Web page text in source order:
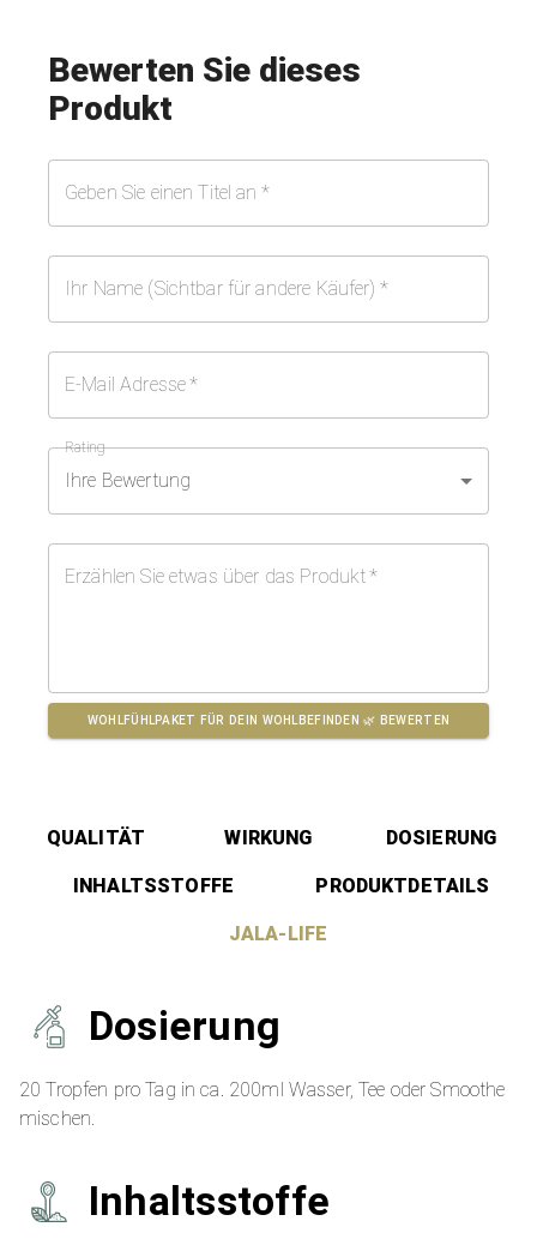
Bewerten Sie dieses
Produkt
Geben Sie einen Titel an *
Ihr Name (Sichtbar für andere Käufer) *
E-Mail Adresse*
Rating
Ihre Bewertung
Erzählen Sie etwas über das Produkt*
WOHLFÜHLPAKET FÜR DEIN WOHLBEFINDEN 🌿 BEWERTEN
QUALITÄT WIRKUNG DOSIERUNG
INHALTSSTOFFE PRODUKTDETAILS
JALA-LIFE
Dosierung
20 Tropfen pro Tag in ca. 200ml Wasser, Tee oder Smoothe
mischen.
Inhaltsstoffe